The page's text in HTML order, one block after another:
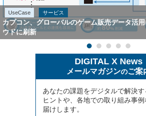
UseCase サービス
カプコン、グローバルのゲーム販売データ活
ウドに刷新
DIGITAL X News
メールマガジンのご案
あなたの課題をデジタルで解決
ヒントや、各地での取り組み事
届けします。